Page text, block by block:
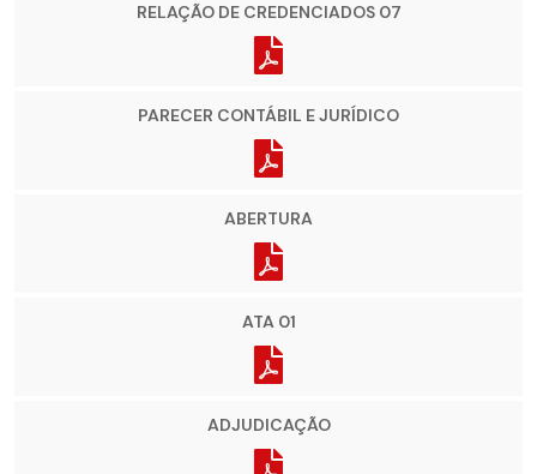
RELAÇÃO DE CREDENCIADOS 07
PARECER CONTÁBIL E JURÍDICO
ABERTURA
ATA 01
ADJUDICAÇÃO